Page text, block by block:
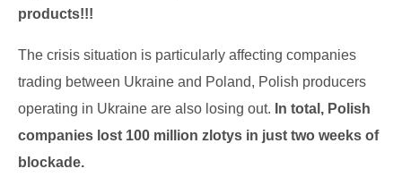
products!!!
The crisis situation is particularly affecting companies
trading between Ukraine and Poland, Polish producers
operating in Ukraine are also losing out. In total, Polish
companies lost 100 million zlotys in just two weeks of
blockade.